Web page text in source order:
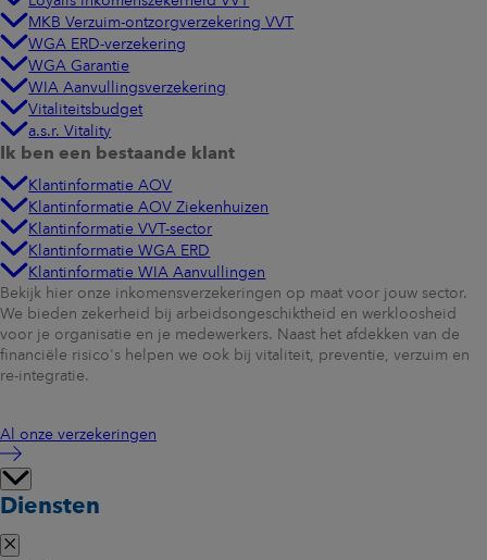
MKB Verzuim-ontzorgverzekering VVT
WGA ERD-verzekering
WGA Garantie
WIA Aanvullingsverzekering
Vitaliteitsbudget
a.s.r. Vitality
Ik ben een bestaande klant
Klantinformatie AOV
Klantinformatie AOV Ziekenhuizen
Klantinformatie VVT-sector
Klantinformatie WGA ERD
Klantinformatie WIA Aanvullingen
Bekijk hier onze inkomensverzekeringen op maat voor jouw sector.
We bieden zekerheid bij arbeidsongeschiktheid en werkloosheid
voor je organisatie en je medewerkers. Naast het afdekken van de
financiële risico's helpen we ook bij vitaliteit, preventie, verzuim en
re-integratie.
Al onze verzekeringen
Diensten